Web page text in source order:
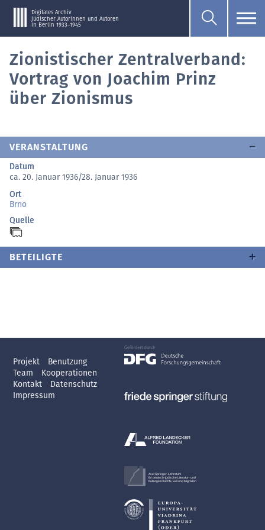
Digitales Archiv
jüdischer Autorinnen und Autoren
in Berlin 1933–1945
Zionistischer Zentralverband:
Vortrag von Joachim Prinz
über Zionismus
VERANSTALTUNG
Datum
ca. 20. Januar 1936/28. Januar 1936
Ort
Brno
Quelle
BETEILIGTE
Projekt
Benutzung
Team
Kooperationen
Kontakt
Datenschutz
Impressum
Axel Springer-Lehrstuhl
für deutsch-jüdische Literatur- und
Kulturgeschichte, Exil und Migration